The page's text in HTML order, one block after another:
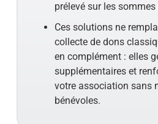
prélevé sur les sommes
Ces solutions ne
collecte de dons
en complément : elles
supplémentaires et
votre association sans
bénévoles.